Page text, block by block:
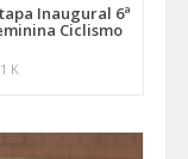
Inaugural 6ª
Ciclismo
K